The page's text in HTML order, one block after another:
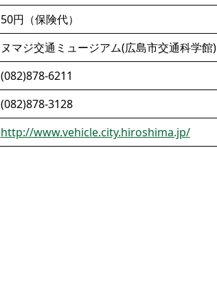
50円（保険代）
ヌマジ交通ミュージアム(広島市交通科学館)
(082)878-6211
(082)878-3128
http://www.vehicle.city.hiroshima.jp/